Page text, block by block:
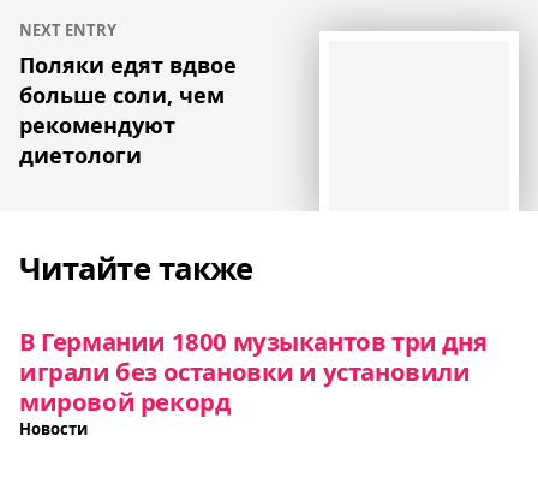
NEXT ENTRY
Поляки едят вдвое
больше соли, чем
рекомендуют
диетологи
Читайте также
В Германии 1800 музыкантов три дня
играли без остановки и установили
мировой рекорд
Новости